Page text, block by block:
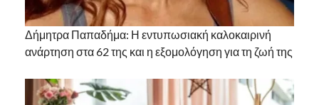
Δήμητρα Παπαδήμα: Η εντυπωσιακή καλοκαιρινή
ανάρτηση στα 62 της και η εξομολόγηση για τη ζωή της